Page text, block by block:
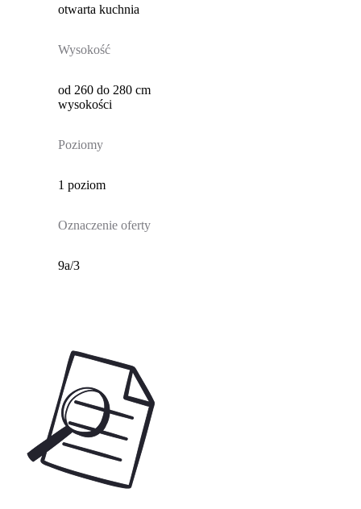
otwarta kuchnia
Wysokość
od 260 do 280 cm
wysokości
Poziomy
1 poziom
Oznaczenie oferty
9a/3